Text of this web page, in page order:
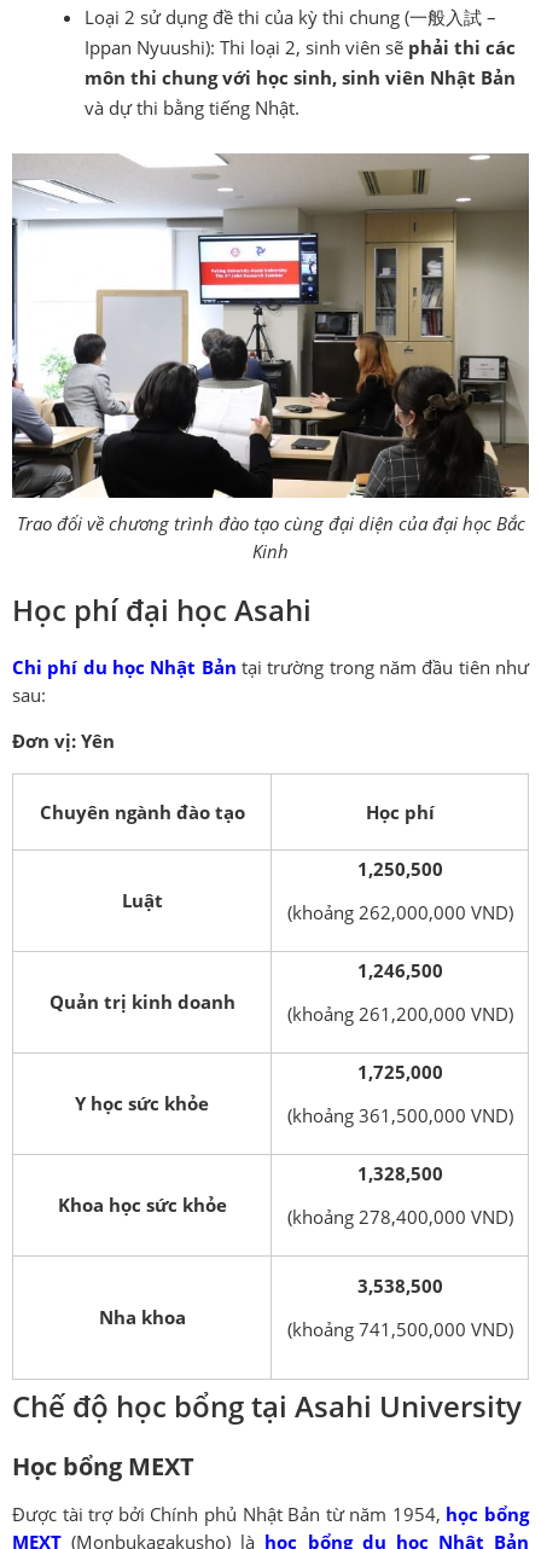
Loại 2 sử dụng đề thi của kỳ thi chung (一般入試 –
Ippan Nyuushi): Thi loại 2, sinh viên sẽ phải thi các
môn thi chung với học sinh, sinh viên Nhật Bản
và dự thi bằng tiếng Nhật.
Trao đổi về chương trình đào tạo cùng đại diện của đại học Bắc
Kinh
Học phí đại học Asahi
Chi phí du học Nhật Bản tại trường trong năm đầu tiên như
sau:
Đơn vị: Yên
Chuyên ngành đào tạo Học phí
Luật
1,250,500
(khoảng 262,000,000 VND)
Quản trị kinh doanh
1,246,500
(khoảng 261,200,000 VND)
Y học sức khỏe
1,725,000
(khoảng 361,500,000 VND)
Khoa học sức khỏe
1,328,500
(khoảng 278,400,000 VND)
Nha khoa
3,538,500
(khoảng 741,500,000 VND)
Chế độ học bổng tại Asahi University
Học bổng MEXT
Được tài trợ bởi Chính phủ Nhật Bản từ năm 1954, học bổng
MEXT (Monbukagakusho) là học bổng du học Nhật Bản